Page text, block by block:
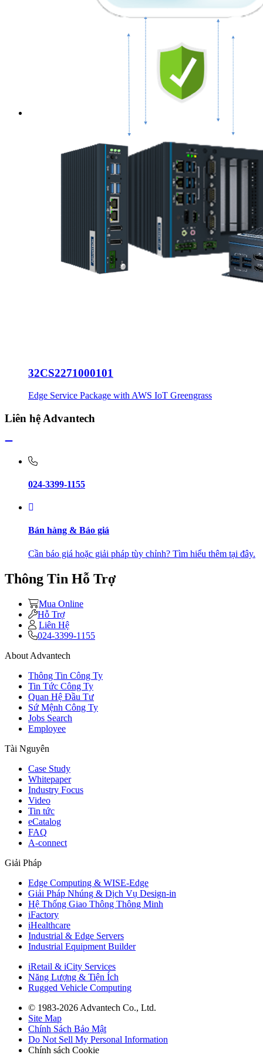
32CS2271000101
Edge Service Package with AWS IoT Greengrass
Liên hệ Advantech
024-3399-1155
Bán hàng & Báo giá
Cần báo giá hoặc giải pháp tùy chỉnh? Tìm hiểu thêm tại đây.
Thông Tin Hỗ Trợ
Mua Online
Hỗ Trợ
Liên Hệ
024-3399-1155
About Advantech
Thông Tin Công Ty
Tin Tức Công Ty
Quan Hệ Đầu Tư
Sứ Mệnh Công Ty
Jobs Search
Employee
Tài Nguyên
Case Study
Whitepaper
Industry Focus
Video
Tin tức
eCatalog
FAQ
A-connect
Giải Pháp
Edge Computing & WISE-Edge
Giải Pháp Nhúng & Dịch Vụ Design-in
Hệ Thống Giao Thông Thông Minh
iFactory
iHealthcare
Industrial & Edge Servers
Industrial Equipment Builder
iRetail & iCity Services
Năng Lượng & Tiện Ích
Rugged Vehicle Computing
© 1983-2026 Advantech Co., Ltd.
Site Map
Chính Sách Bảo Mật
Do Not Sell My Personal Information
Chính sách Cookie